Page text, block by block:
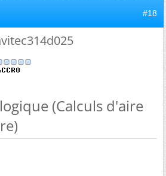
#18
(Calculs d'aire